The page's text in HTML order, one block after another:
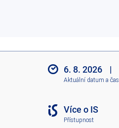
6. 8. 2026 |
Aktuální datum a čas
Více o IS
Přístupnost